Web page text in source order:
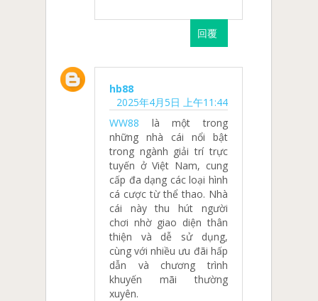
回覆
hb88
2025年4月5日 上午11:44
WW88 là một trong
những nhà cái nổi bật
trong ngành giải trí trực
tuyến ở Việt Nam, cung
cấp đa dạng các loại hình
cá cược từ thể thao. Nhà
cái này thu hút người
chơi nhờ giao diện thân
thiện và dễ sử dụng,
cùng với nhiều ưu đãi hấp
dẫn và chương trình
khuyến mãi thường
xuyên.